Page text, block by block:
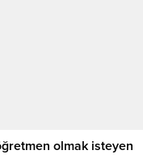
olmak isteyen